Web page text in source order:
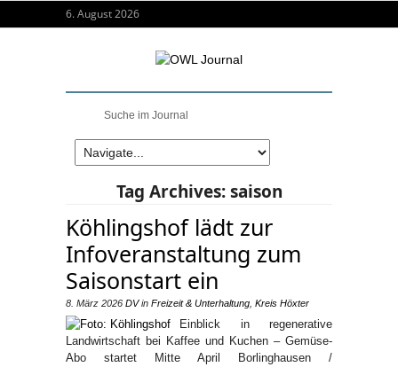
6. August 2026
Tag Archives:saison
Köhlingshof lädt zur
Infoveranstaltung zum
Saisonstart ein
8. März 2026 DVin Freizeit & Unterhaltung Kreis Höxter
Einblick in regenerative
Landwirtschaft bei Kaffee und Kuchen – Gemüse-
Abo startet Mitte April Borlinghausen /